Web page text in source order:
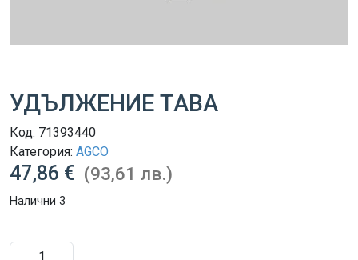
УДЪЛЖЕНИЕ ТАВА
Код: 71393440
Категория: AGCO
47,86 € (93,61 лв.)
Налични 3
количество